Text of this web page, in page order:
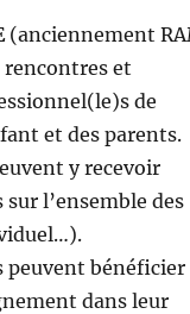
(anciennement
et
de
et des parents.
y recevoir
l’ensemble des
peuvent bénéficier
dans leur